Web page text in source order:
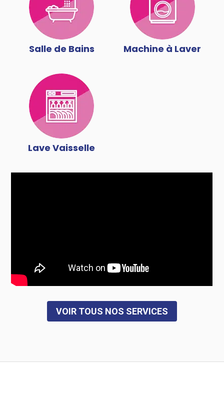
Salle de Bains Machine à Laver
Lave Vaisselle
VOIR TOUS NOS SERVICES